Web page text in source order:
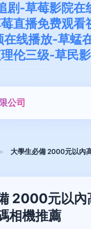
剧-草莓影院在
直播免费观看
线播放-草蜢
伦三级-草民
公司
>
大學生必備 2000元以內
2000元以內
相機推薦